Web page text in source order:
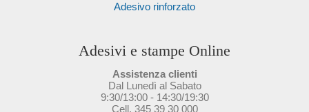
Adesivo rinforzato
Adesivi e stampe Online
Assistenza clienti
Dal Lunedì al Sabato
9:30/13:00 - 14:30/19:30
Cell. 345 39 30 000